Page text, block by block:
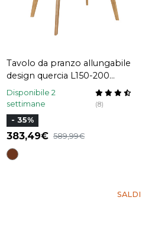
Tavolo da pranzo allungabile
design quercia L150-200
MARIK
Disponibile 2
settimane
(8)
- 35%
383,49 589,99
SALDI